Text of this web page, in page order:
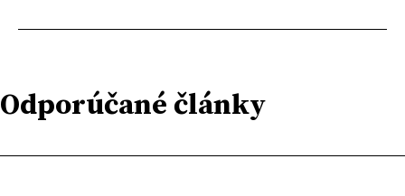
Odporúčané články